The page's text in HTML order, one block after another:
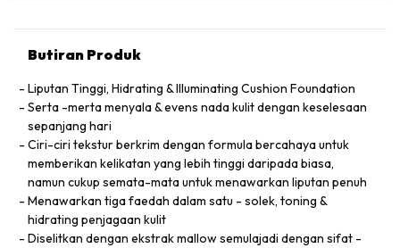
Butiran Produk
Liputan Tinggi, Hidrating & Illuminating Cushion Foundation
Serta -merta menyala & evens nada kulit dengan keselesaan
sepanjang hari
Ciri-ciri tekstur berkrim dengan formula bercahaya untuk
memberikan kelikatan yang lebih tinggi daripada biasa,
namun cukup semata-mata untuk menawarkan liputan penuh
Menawarkan tiga faedah dalam satu - solek, toning &
hidrating penjagaan kulit
Diselitkan dengan ekstrak mallow semulajadi dengan sifat -